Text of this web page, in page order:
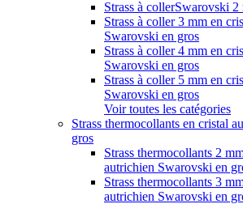
Strass à collerSwarovski 2
Strass à coller 3 mm en
Swarovski en gros
Strass à coller 4 mm en
Swarovski en gros
Strass à coller 5 mm en
Swarovski en gros
Voir toutes les catégories
Strass thermocollants en cristal
gros
Strass thermocollants 2
autrichien Swarovski en
Strass thermocollants 3
autrichien Swarovski en